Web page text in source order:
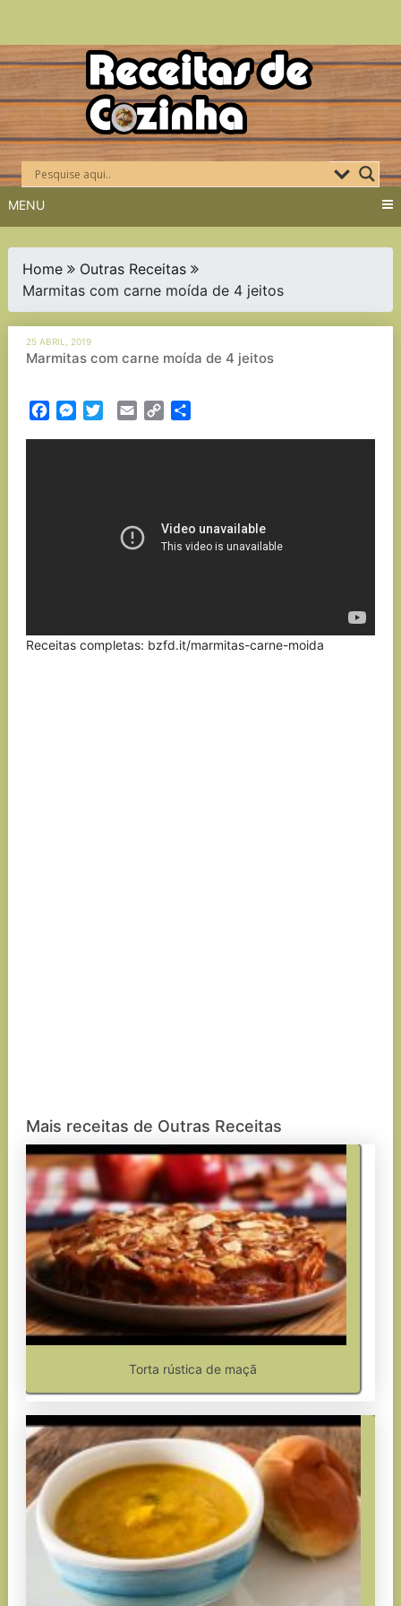
Skip
to
content
MENU
Home
Outras Receitas
Marmitas com carne moída de 4 jeitos
25 ABRIL, 2019
Marmitas com carne moída de 4 jeitos
FacebookMessenger
TwitterEmail Copy
Receitas completas: bzfd.it/marmitas-carne-moida
Mais receitas de Outras Receitas
Torta rústica de maçã